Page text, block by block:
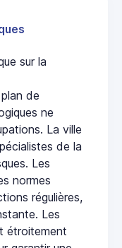
sur la
de
ne
La ville
de la
Les
normes
régulières,
Les
étroitement